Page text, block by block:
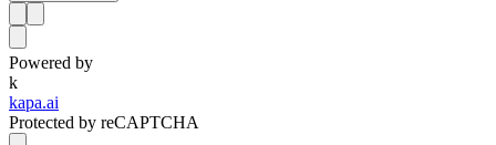
Powered by
k
kapa.ai
Protected by reCAPTCHA